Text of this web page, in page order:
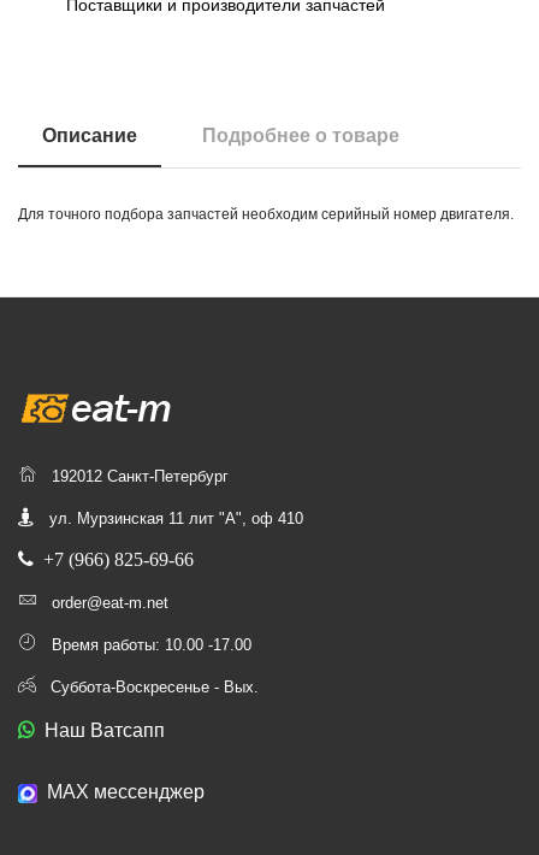
Поставщики и производители запчастей
Описание Подробнее о товаре
Для точного подбора запчастей необходим серийный номер двигателя.
192012 Санкт-Петербург
ул. Мурзинская 11 лит "А", оф 410
+7 (966) 825-69-66
order@eat-m.net
Время работы: 10.00 -17.00
Суббота-Воскресенье - Вых.
Наш Ватсапп
МАХ мессенджер